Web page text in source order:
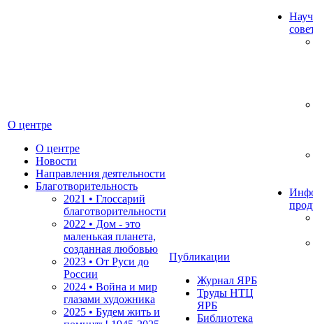
О центре
О центре
Новости
Направления деятельности
Благотворительность
2021 • Глоссарий
благотворительности
2022 • Дом - это
маленькая планета,
созданная любовью
2023 • От Руси до
России
2024 • Война и мир
глазами художника
2025 • Будем жить и
Публикации
Журнал ЯРБ
Труды НТЦ
ЯРБ
Библиотека